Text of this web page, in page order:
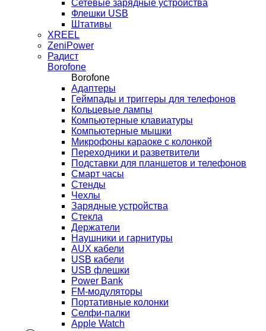
Сетевые зарядные устройства
Флешки USB
Штативы
XREEL
ZeniPower
Радист
Borofone
Borofone
Адаптеры
Геймпады и триггеры для телефонов
Кольцевые лампы
Компьютерные клавиатуры
Компьютерные мышки
Микрофоны караоке с колонкой
Переходники и разветвители
Подставки для планшетов и телефонов
Смарт часы
Стенды
Чехлы
Зарядные устройства
Стекла
Держатели
Наушники и гарнитуры
AUX кабели
USB кабели
USB флешки
Power Bank
FM-модуляторы
Портативные колонки
Селфи-палки
Apple Watch